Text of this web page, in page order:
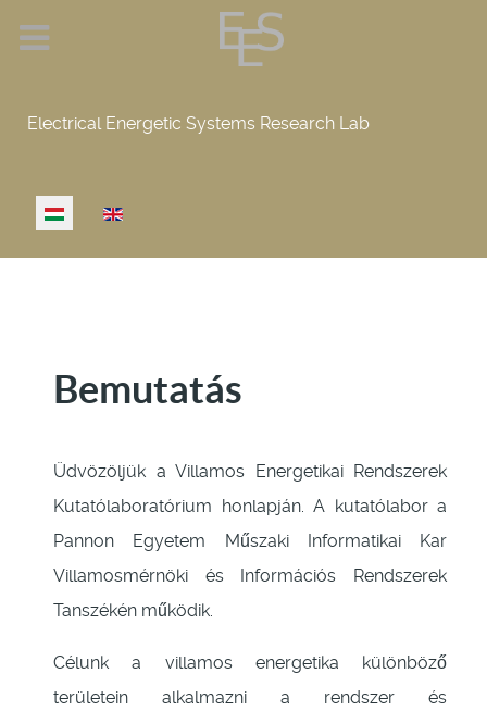
Electrical Energetic Systems Research Lab
Select your language
Bemutatás
Üdvözöljük a Villamos Energetikai Rendszerek
Kutatólaboratórium honlapján. A kutatólabor a
Pannon Egyetem Műszaki Informatikai Kar
Villamosmérnöki és Információs Rendszerek
Tanszékén működik.
Célunk a villamos energetika különböző
területein alkalmazni a rendszer és